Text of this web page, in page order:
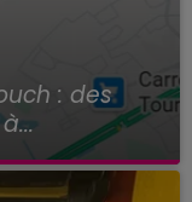
: des